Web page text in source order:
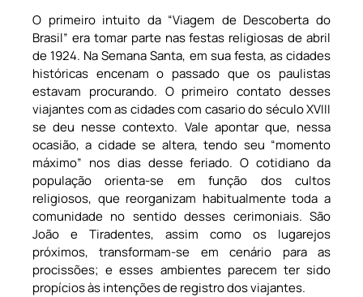
O primeiro intuito da “Viagem de Descoberta do
Brasil” era tomar parte nas festas religiosas de abril
de 1924. Na Semana Santa, em sua festa, as cidades
históricas encenam o passado que os paulistas
estavam procurando. O primeiro contato desses
viajantes com as cidades com casario do século XVIII
se deu nesse contexto. Vale apontar que, nessa
ocasião, a cidade se altera, tendo seu “momento
máximo” nos dias desse feriado. O cotidiano da
população orienta-se em função dos cultos
religiosos, que reorganizam habitualmente toda a
comunidade no sentido desses cerimoniais. São
João e Tiradentes, assim como os lugarejos
próximos, transformam-se em cenário para as
procissões; e esses ambientes parecem ter sido
propícios às intenções de registro dos viajantes.